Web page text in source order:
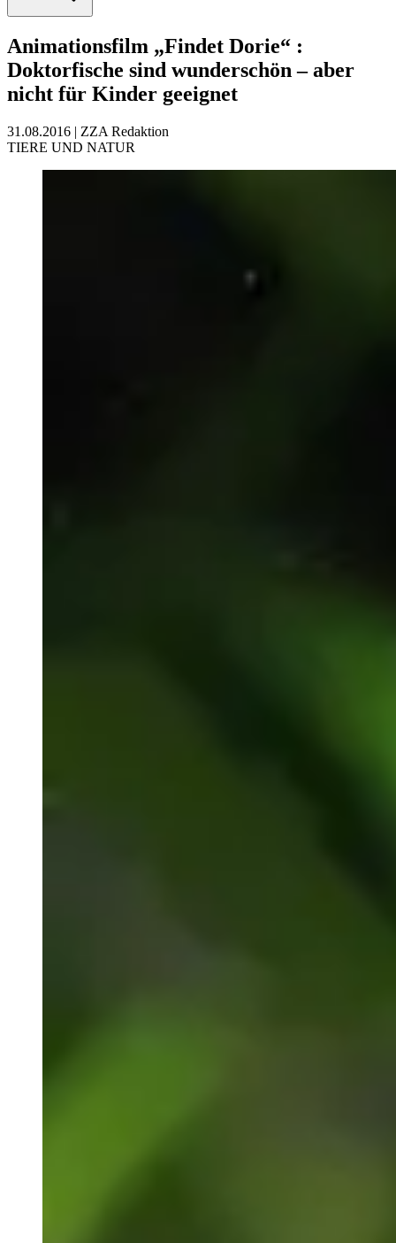
Animationsfilm „Findet Dorie“ :
Doktorfische sind wunderschön – aber
nicht für Kinder geeignet
31.08.2016 | ZZA Redaktion
TIERE UND NATUR